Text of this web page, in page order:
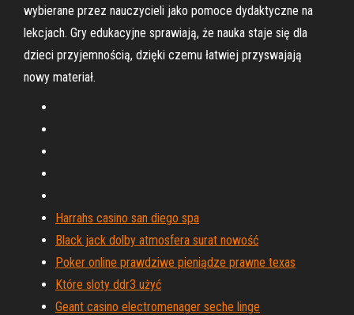
wybierane przez nauczycieli jako pomoce dydaktyczne na
lekcjach. Gry edukacyjne sprawiają, że nauka staje się dla
dzieci przyjemnością, dzięki czemu łatwiej przyswajają
nowy materiał.
Harrahs casino san diego spa
Black jack dolby atmosfera surat nowość
Poker online prawdziwe pieniądze prawne texas
Które sloty ddr3 użyć
Geant casino electromenager seche linge